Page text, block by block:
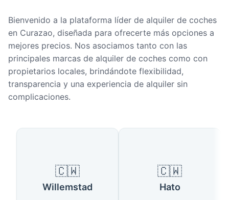
Bienvenido a la plataforma líder de alquiler de coches
en Curazao, diseñada para ofrecerte más opciones a
mejores precios. Nos asociamos tanto con las
principales marcas de alquiler de coches como con
propietarios locales, brindándote flexibilidad,
transparencia y una experiencia de alquiler sin
complicaciones.
Ciudades populares en Curazao
🇨🇼
Willemstad
🇨🇼
Hato